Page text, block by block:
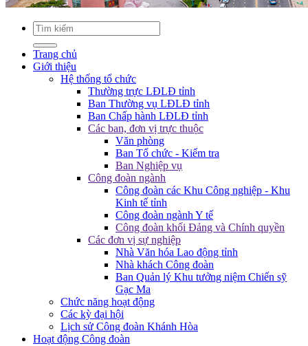
Trang chủ
Giới thiệu
Hệ thống tổ chức
Thường trực LĐLĐ tỉnh
Ban Thường vụ LĐLĐ tỉnh
Ban Chấp hành LĐLĐ tỉnh
Các ban, đơn vị trực thuộc
Văn phòng
Ban Tổ chức - Kiểm tra
Ban Nghiệp vụ
Công đoàn ngành
Công đoàn các Khu Công nghiệp - Khu
Kinh tế tỉnh
Công đoàn ngành Y tế
Công đoàn khối Đảng và Chính quyền
Các đơn vị sự nghiệp
Nhà Văn hóa Lao động tỉnh
Nhà khách Công đoàn
Ban Quản lý Khu tưởng niệm Chiến sỹ
Gạc Ma
Chức năng hoạt động
Các kỳ đại hội
Lịch sử Công đoàn Khánh Hòa
Hoạt động Công đoàn